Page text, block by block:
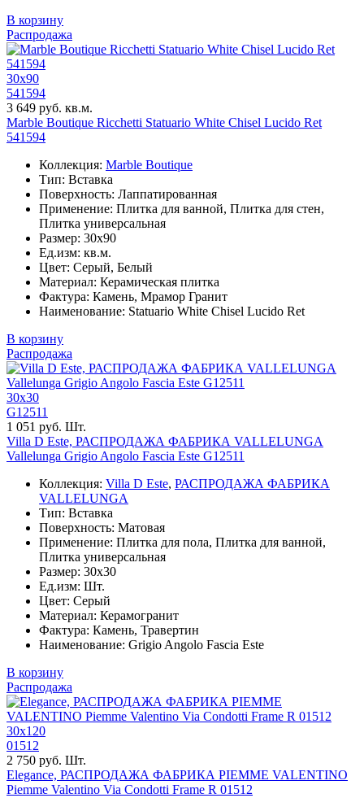
В корзину
Распродажа
30x90
541594
3 649 руб. кв.м.
Marble Boutique Ricchetti Statuario White Chisel Lucido Ret
541594
Коллекция: Marble Boutique
Тип: Вставка
Поверхность: Лаппатированная
Применение: Плитка для ванной, Плитка для стен,
Плитка универсальная
Размер: 30x90
Ед.изм: кв.м.
Цвет: Серый, Белый
Материал: Керамическая плитка
Фактура: Камень, Мрамор Гранит
Наименование: Statuario White Chisel Lucido Ret
В корзину
Распродажа
30x30
G12511
1 051 руб. Шт.
Villa D Este, РАСПРОДАЖА ФАБРИКА VALLELUNGA
Vallelunga Grigio Angolo Fascia Este G12511
Коллекция: Villa D Este, РАСПРОДАЖА ФАБРИКА
VALLELUNGA
Тип: Вставка
Поверхность: Матовая
Применение: Плитка для пола, Плитка для ванной,
Плитка универсальная
Размер: 30x30
Ед.изм: Шт.
Цвет: Серый
Материал: Керамогранит
Фактура: Камень, Травертин
Наименование: Grigio Angolo Fascia Este
В корзину
Распродажа
30x120
01512
2 750 руб. Шт.
Elegance, РАСПРОДАЖА ФАБРИКА PIEMME VALENTINO
Piemme Valentino Via Condotti Frame R 01512